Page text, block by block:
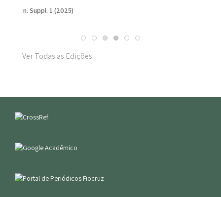
Ver Todas as Edições